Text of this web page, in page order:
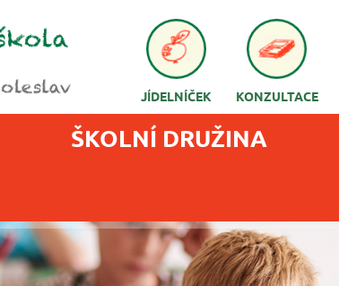
JÍDELNÍČEK KONZULTACE
ŠKOLNÍ DRUŽINA